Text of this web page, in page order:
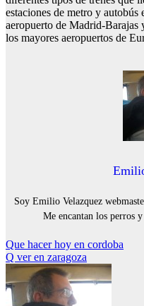
estaciones de metro y
aeropuerto de Madrid-Barajas
los mayores aeropuertos de
Soy Emilio Velazquez
Me encantan los perros
Navegación
de
entradas
Que hacer hoy en cordoba
Q ver en zaragoza